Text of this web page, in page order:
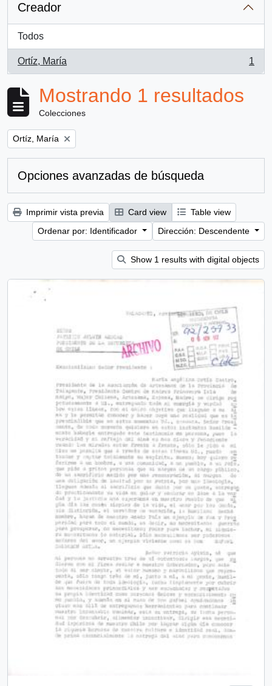
Creador
Todos
Ortíz, María
, 1 resultados
1
Mostrando 1 resultados
Colecciones
Remove filter:
Ortíz, María
Opciones avanzadas de búsqueda
Imprimir vista previa Card view
Table view
Ordenar por: Identificador
Dirección: Descendente
Show 1 results with digital objects